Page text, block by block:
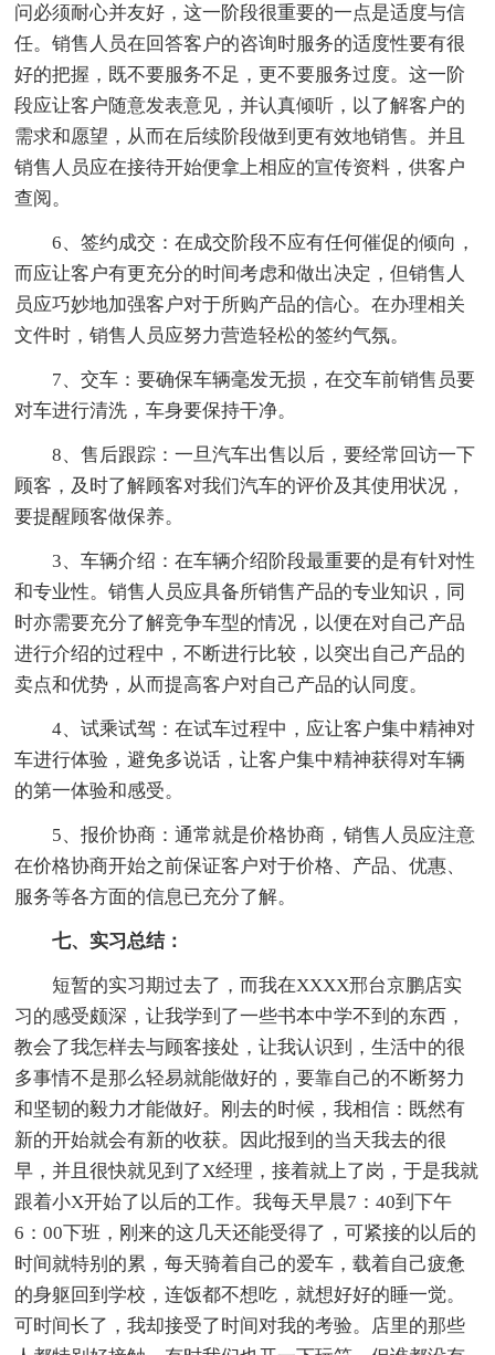
问必须耐心并友好，这一阶段很重要的一点是适度与信
任。销售人员在回答客户的咨询时服务的适度性要有很
好的把握，既不要服务不足，更不要服务过度。这一阶
段应让客户随意发表意见，并认真倾听，以了解客户的
需求和愿望，从而在后续阶段做到更有效地销售。并且
销售人员应在接待开始便拿上相应的宣传资料，供客户
查阅。
6、签约成交：在成交阶段不应有任何催促的倾向，
而应让客户有更充分的时间考虑和做出决定，但销售人
员应巧妙地加强客户对于所购产品的信心。在办理相关
文件时，销售人员应努力营造轻松的签约气氛。
7、交车：要确保车辆毫发无损，在交车前销售员要
对车进行清洗，车身要保持干净。
8、售后跟踪：一旦汽车出售以后，要经常回访一下
顾客，及时了解顾客对我们汽车的评价及其使用状况，
要提醒顾客做保养。
3、车辆介绍：在车辆介绍阶段最重要的是有针对性
和专业性。销售人员应具备所销售产品的专业知识，同
时亦需要充分了解竞争车型的情况，以便在对自己产品
进行介绍的过程中，不断进行比较，以突出自己产品的
卖点和优势，从而提高客户对自己产品的认同度。
4、试乘试驾：在试车过程中，应让客户集中精神对
车进行体验，避免多说话，让客户集中精神获得对车辆
的第一体验和感受。
5、报价协商：通常就是价格协商，销售人员应注意
在价格协商开始之前保证客户对于价格、产品、优惠、
服务等各方面的信息已充分了解。
七、实习总结：
短暂的实习期过去了，而我在XXXX邢台京鹏店实
习的感受颇深，让我学到了一些书本中学不到的东西，
教会了我怎样去与顾客接处，让我认识到，生活中的很
多事情不是那么轻易就能做好的，要靠自己的不断努力
和坚韧的毅力才能做好。刚去的时候，我相信：既然有
新的开始就会有新的收获。因此报到的当天我去的很
早，并且很快就见到了X经理，接着就上了岗，于是我就
跟着小X开始了以后的工作。我每天早晨7：40到下午
6：00下班，刚来的这几天还能受得了，可紧接的以后的
时间就特别的累，每天骑着自己的爱车，载着自己疲惫
的身躯回到学校，连饭都不想吃，就想好好的睡一觉。
可时间长了，我却接受了时间对我的考验。店里的那些